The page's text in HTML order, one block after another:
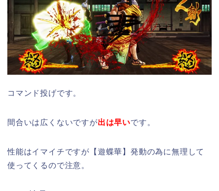
コマンド投げです。
間合いは広くないですが出は早いです。
性能はイマイチですが【遊蝶華】発動の為に無理して
使ってくるので注意。